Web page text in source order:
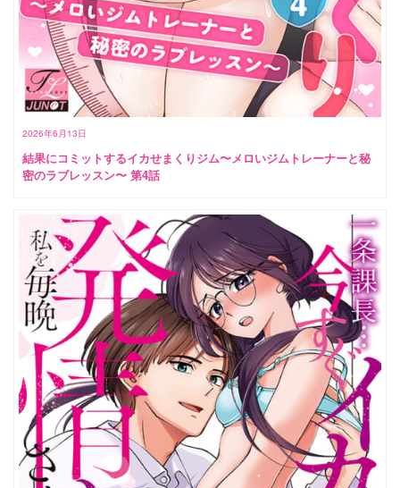
2026年6月13日
結果にコミットするイカせまくりジム〜メロいジムトレーナーと秘
密のラブレッスン〜 第4話